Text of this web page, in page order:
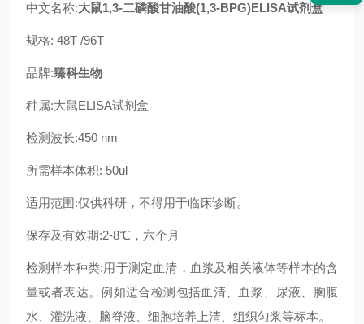
中文名称:大鼠1,3-二磷酸甘油酸(1,3-BPG)ELISA试剂盒
规格: 48T /96T
品牌:臻科生物
种属:大鼠ELISA试剂盒
检测波长:450 nm
所需样本体积: 50ul
适用范围:仅供科研，不得用于临床诊断。
保存及有效期:2-8℃，六个月
检测样本种类:用于测定血清，血浆及相关液体等样本的含
量或者表达。例如适合检测包括血清、血浆、尿液、胸腹
水、灌洗液、脑脊液、细胞培养上清、组织匀浆等标本。